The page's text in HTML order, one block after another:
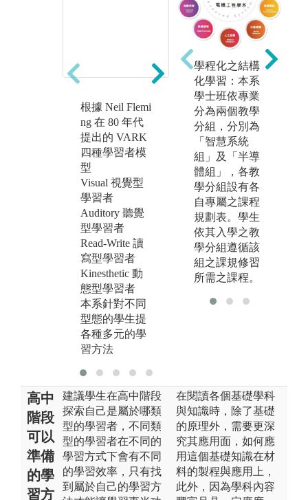
根據 Neil Flemi
ng 在 80 年代
提出的 VARK
四種學習者模
型
Visual 視覺型
學習者
Auditory 聽覺
型學習者
Read-Write 讀
寫型學習者
Kinesthetic 動
態型學習者
本系針對不同
型態的學生提
各種多元的學
習方法
針對視覺型學
習者，本系友
提供相當的實
作課程，學生
可以觀察老師
或助教實際操
作，在之後更
搭配讓學生操
作的時間，在
操作時間隨時
會有助教在旁
協助。
學程化之結構
化學習：本系
學士班依專業
分為兩個教學
分組，分別為
「智慧系統
組」及「半導
體組」，各教
學分組設有各
自專屬之課程
規劃表。學生
依其入學之教
學分組遵循該
組之課規修習
所需之課程。
高中
階段
可以
準備
的學
習方
建議學生在高中階段
探索自己是屬於哪類
型的學習者，不同類
型的學習者在不同的
學習方式下會有不同
的學習效率，只有找
到屬於自己的學習方
在閱讀各個基礎學科
與知識時，除了基礎
的原理外，需要更深
究其應用面，如何應
用這個基礎知識在材
料的製程與應用上，
此外，因為學科內容